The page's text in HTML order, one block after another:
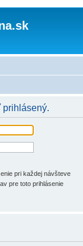
prihlásený.
pri každej návšteve
pre toto prihlásenie